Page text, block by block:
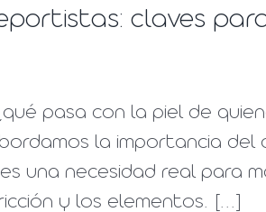
claves
pasa con la piel de
la importancia del
una necesidad real para
y los elementos. [...]